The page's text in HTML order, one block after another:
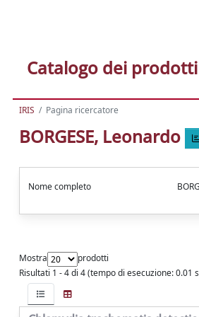
Catalogo dei
IRIS Pagina ricercatore
BORGESE, Leonardo
Nome completo
Mostra
prodotti
Risultati 1 - 4 di 4 (tempo di esecuzione: 0.01